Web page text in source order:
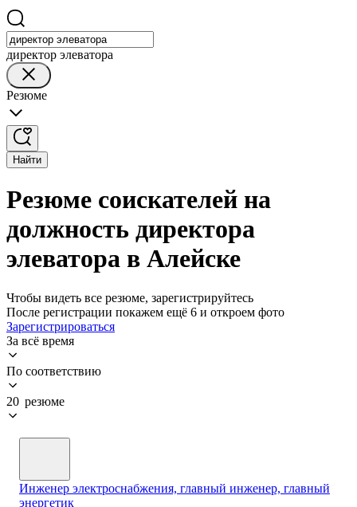
директор элеватора
Резюме
Найти
Резюме соискателей на
должность директора
элеватора в Алейске
Чтобы видеть все резюме, зарегистрируйтесь
После регистрации покажем ещё 6 и откроем фото
Зарегистрироваться
За всё время
По соответствию
20 резюме
Инженер электроснабжения, главный инженер, главный
энергетик